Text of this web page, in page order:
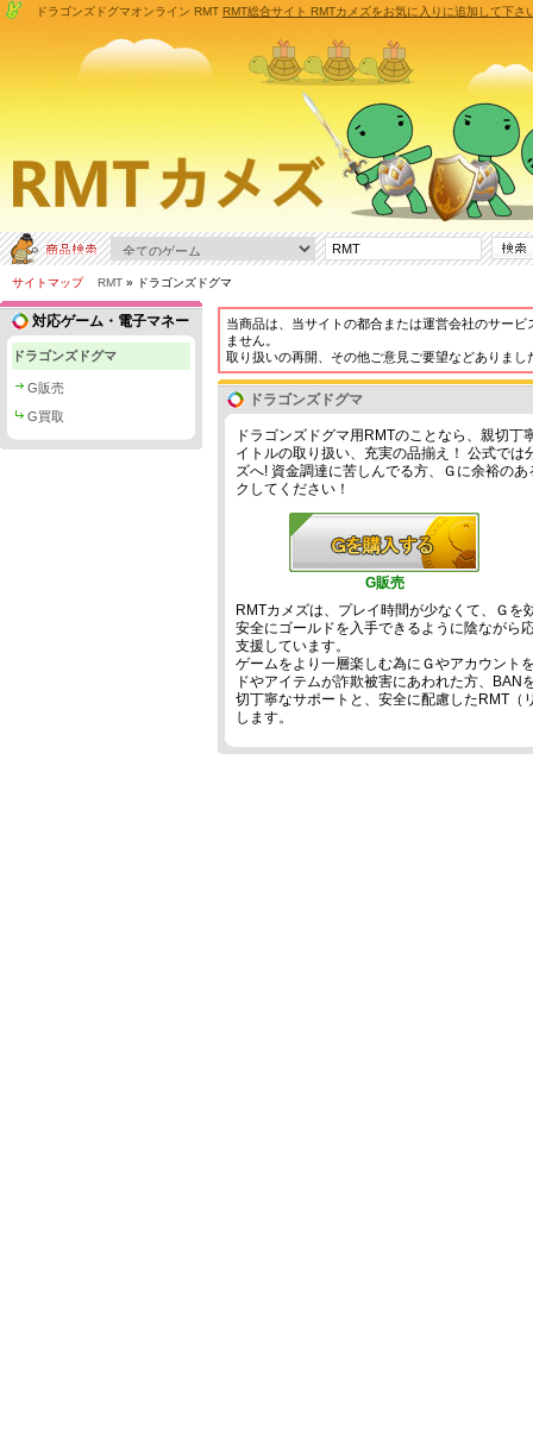
ドラゴンズドグマオンライン RMT RMT総合サイト RMTカメズをお気に入りに追加して下さ
サイトマップ RMT » ドラゴンズドグマ
対応ゲーム・電子マネー
ドラゴンズドグマ
G販売
G買取
当商品は、当サイトの都合または運営会社のサー
ません。
取り扱いの再開、その他ご意見ご要望などありま
ドラゴンズドグマ
ドラゴンズドグマ用RMTのことなら、親切
イトルの取り扱い、充実の品揃え！ 公式で
ズへ! 資金調達に苦しんでる方、Ｇに余裕の
クしてください！
G販売
RMTカメズは、プレイ時間が少なくて、Ｇ
安全にゴールドを入手できるように陰ながら
支援しています。
ゲームをより一層楽しむ為にＧやアカウント
ドやアイテムが詐欺被害にあわれた方、
切丁寧なサポートと、安全に配慮したRMT（
します。